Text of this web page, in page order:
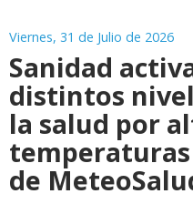
Viernes, 31 de Julio de 2026
Sanidad
distintos
la salud por
temperaturas
de